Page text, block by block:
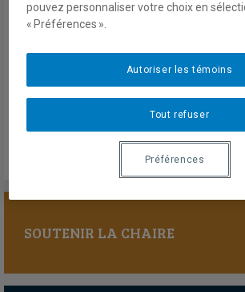
Sami Aoun
Mardi 12 août 2025
SOUTENIR LA CHAIRE
pouvez personnaliser votre choix en
« Préférences ».
Tout refuser
Autoriser les témoins
Préférences